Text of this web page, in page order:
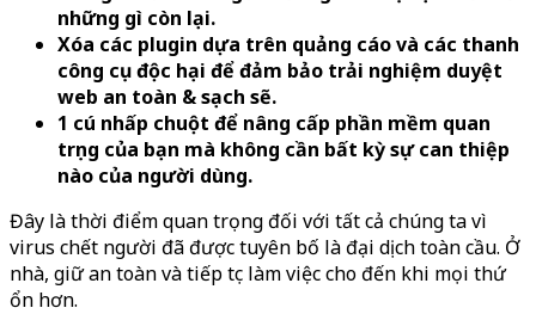
những gì còn lại.
Xóa các plugin dựa trên quảng cáo và các thanh
công cụ độc hại để đảm bảo trải nghiệm duyệt
web an toàn & sạch sẽ.
1 cú nhấp chuột để nâng cấp phần mềm quan
trọng của bạn mà không cần bất kỳ sự can thiệp
nào của người dùng.
Đây là thời điểm quan trọng đối với tất cả chúng ta vì
virus chết người đã được tuyên bố là đại dịch toàn cầu. Ở
nhà, giữ an toàn và tiếp tục làm việc cho đến khi mọi thứ
ổn hơn.